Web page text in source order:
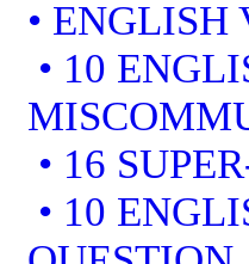
•
• 10
• 16
• 10